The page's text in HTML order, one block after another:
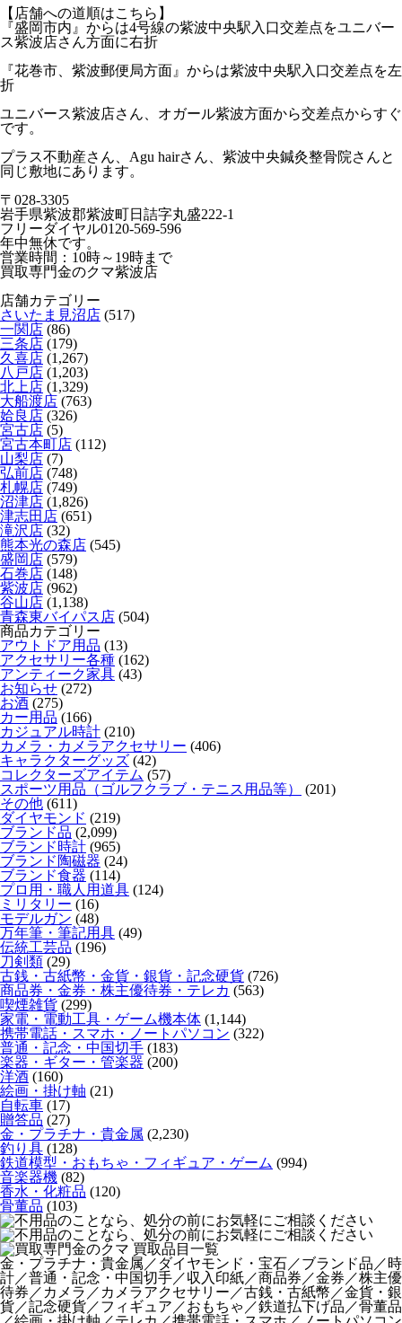
【店舗への道順はこちら】
『盛岡市内』からは4号線の紫波中央駅入口交差点をユニバー
ス紫波店さん方面に右折
『花巻市、紫波郵便局方面』からは紫波中央駅入口交差点を左
折
ユニバース紫波店さん、オガール紫波方面から交差点からすぐ
です。
プラス不動産さん、Agu hairさん、紫波中央鍼灸整骨院さんと
同じ敷地にあります。
〒028-3305
岩手県紫波郡紫波町日詰字丸盛222-1
フリーダイヤル0120-569-596
年中無休です。
営業時間：10時～19時まで
買取専門金のクマ紫波店
店舗カテゴリー
さいたま見沼店 (517)
一関店 (86)
三条店 (179)
久喜店 (1,267)
八戸店 (1,203)
北上店 (1,329)
大船渡店 (763)
姶良店 (326)
宮古店 (5)
宮古本町店 (112)
山梨店 (7)
弘前店 (748)
札幌店 (749)
沼津店 (1,826)
津志田店 (651)
滝沢店 (32)
熊本光の森店 (545)
盛岡店 (579)
石巻店 (148)
紫波店 (962)
谷山店 (1,138)
青森東バイパス店 (504)
商品カテゴリー
アウトドア用品 (13)
アクセサリー各種 (162)
アンティーク家具 (43)
お知らせ (272)
お酒 (275)
カー用品 (166)
カジュアル時計 (210)
カメラ・カメラアクセサリー (406)
キャラクターグッズ (42)
コレクターズアイテム (57)
スポーツ用品（ゴルフクラブ・テニス用品等）
(201)
その他 (611)
ダイヤモンド (219)
ブランド品 (2,099)
ブランド時計 (965)
ブランド陶磁器 (24)
ブランド食器 (114)
プロ用・職人用道具 (124)
ミリタリー (16)
モデルガン (48)
万年筆・筆記用具 (49)
伝統工芸品 (196)
刀剣類 (29)
古銭・古紙幣・金貨・銀貨・記念硬貨 (726)
商品券・金券・株主優待券・テレカ (563)
喫煙雑貨 (299)
家電・電動工具・ゲーム機本体 (1,144)
携帯電話・スマホ・ノートパソコン (322)
普通・記念・中国切手 (183)
楽器・ギター・管楽器 (200)
洋酒 (160)
絵画・掛け軸 (21)
自転車 (17)
贈答品 (27)
金・プラチナ・貴金属 (2,230)
釣り具 (128)
鉄道模型・おもちゃ・フィギュア・ゲーム (994)
音楽器機 (82)
香水・化粧品 (120)
骨董品 (103)
金・プラチナ・貴金属／ダイヤモンド・宝石／ブランド品／時
計／普通・記念・中国切手／収入印紙／商品券／金券／株主優
待券／カメラ／カメラアクセサリー／古銭・古紙幣／金貨・銀
貨／記念硬貨／フィギュア／おもちゃ／鉄道払下げ品／骨董品